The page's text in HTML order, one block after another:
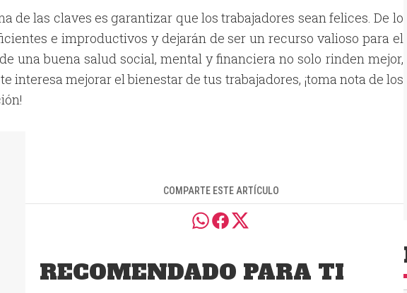
de las claves es garantizar que los trabajadores sean felices. De lo
e improductivos y dejarán de ser un recurso valioso para el
una buena salud social, mental y financiera no solo rinden mejor,
interesa mejorar el bienestar de tus trabajadores, ¡toma nota de los
COMPARTE ESTE ARTÍCULO
RECOMENDADO PARA TI